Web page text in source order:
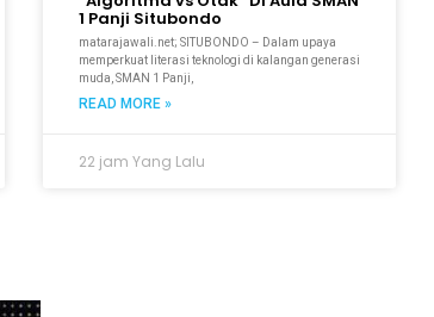
1 Panji Situbondo
matarajawali.net; SITUBONDO – Dalam upaya
memperkuat literasi teknologi di kalangan generasi
muda, SMAN 1 Panji,
READ MORE »
22 jam Yang Lalu